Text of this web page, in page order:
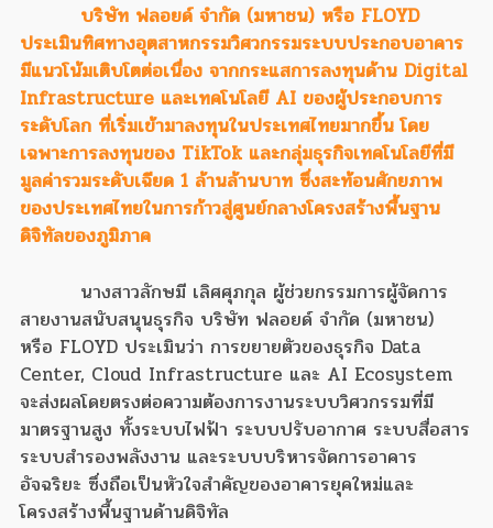
บริษัท ฟลอยด์ จำกัด (มหาชน) หรือ FLOYD
ประเมินทิศทางอุตสาหกรรมวิศวกรรมระบบประกอบอาคาร
มีแนวโน้มเติบโตต่อเนื่อง จากกระแสการลงทุนด้าน Digital
Infrastructure และเทคโนโลยี AI ของผู้ประกอบการ
ระดับโลก ที่เริ่มเข้ามาลงทุนในประเทศไทยมากขึ้น โดย
เฉพาะการลงทุนของ TikTok และกลุ่มธุรกิจเทคโนโลยีที่มี
มูลค่ารวมระดับเฉียด 1 ล้านล้านบาท ซึ่งสะท้อนศักยภาพ
ของประเทศไทยในการก้าวสู่ศูนย์กลางโครงสร้างพื้นฐาน
ดิจิทัลของภูมิภาค
นางสาวลักษมี เลิศศุภกุล ผู้ช่วยกรรมการผู้จัดการ
สายงานสนับสนุนธุรกิจ บริษัท ฟลอยด์ จำกัด (มหาชน)
หรือ FLOYD ประเมินว่า การขยายตัวของธุรกิจ Data
Center, Cloud Infrastructure และ AI Ecosystem
จะส่งผลโดยตรงต่อความต้องการงานระบบวิศวกรรมที่มี
มาตรฐานสูง ทั้งระบบไฟฟ้า ระบบปรับอากาศ ระบบสื่อสาร
ระบบสำรองพลังงาน และระบบบริหารจัดการอาคาร
อัจฉริยะ ซึ่งถือเป็นหัวใจสำคัญของอาคารยุคใหม่และ
โครงสร้างพื้นฐานด้านดิจิทัล